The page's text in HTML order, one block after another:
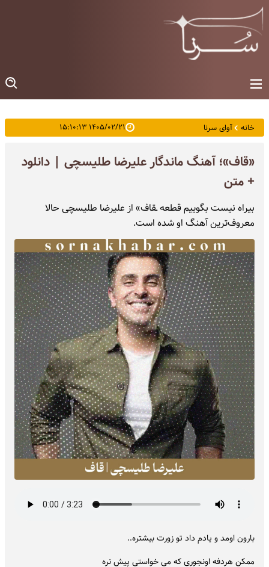
خانه آوای سرنا ۱۴۰۵/۰۲/۲۱ ۱۵:۱۰:۱۳
«قاف»؛ آهنگ ماندگار علیرضا طلیسچی | دانلود
+ متن
بیراه نیست بگوییم قطعه ـقاف» از علیرضا طلیسچی حالا
معروف‌ترین آهنگ او شده است.
بارون اومد و یادم داد تو زورت بیشتره..
ممکن هردفه اونجوری که می خواستی پیش نره